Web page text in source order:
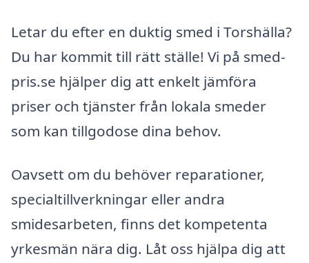
Letar du efter en duktig smed i Torshälla?
Du har kommit till rätt ställe! Vi på smed-
pris.se hjälper dig att enkelt jämföra
priser och tjänster från lokala smeder
som kan tillgodose dina behov.
Oavsett om du behöver reparationer,
specialtillverkningar eller andra
smidesarbeten, finns det kompetenta
yrkesmän nära dig. Låt oss hjälpa dig att